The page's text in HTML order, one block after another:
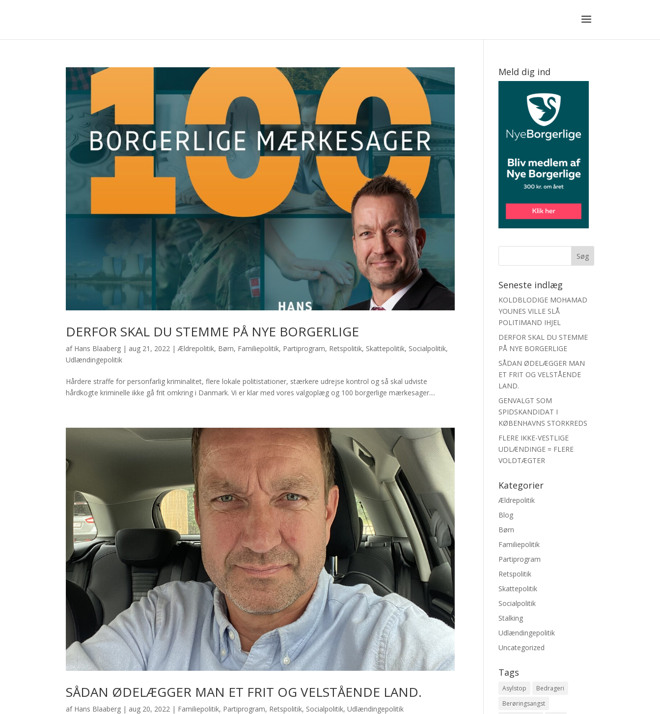
DERFOR SKAL DU STEMME PÅ NYE BORGERLIGE
af Hans Blaaberg | aug 21, 2022 |Ældrepolitik, Børn, Familiepolitik, Partiprogram, Retspolitik, Skattepolitik, Socialpolitik,
Udlændingepolitik
Hårdere straffe for personfarlig kriminalitet, flere lokale politistationer, stærkere udrejse kontrol og så skal udviste
hårdkogte kriminelle ikke gå frit omkring i Danmark. Vi er klar med vores valgoplæg og 100 borgerlige mærkesager....
SÅDAN ØDELÆGGER MAN ET FRIT OG VELSTÅENDE LAND.
af Hans Blaaberg | aug 20, 2022 | Familiepolitik, Partiprogram, Retspolitik, Socialpolitik,Udlændingepolitik
Meld dig ind
Seneste indlæg
KOLDBLODIGE MOHAMAD
YOUNES VILLE SLÅ
POLITIMAND IHJEL
DERFOR SKAL DU STEMME
PÅ NYE BORGERLIGE
SÅDAN ØDELÆGGER MAN
ET FRIT OG VELSTÅENDE
LAND.
GENVALGT SOM
SPIDSKANDIDAT I
KØBENHAVNS STORKREDS
FLERE IKKE-VESTLIGE
UDLÆNDINGE = FLERE
VOLDTÆGTER
Kategorier
Ældrepolitik
Blog
Børn
Familiepolitik
Partiprogram
Retspolitik
Skattepolitik
Socialpolitik
Stalking
Udlændingepolitik
Uncategorized
Tags
Asylstop
Bedrageri
Berøringsangst